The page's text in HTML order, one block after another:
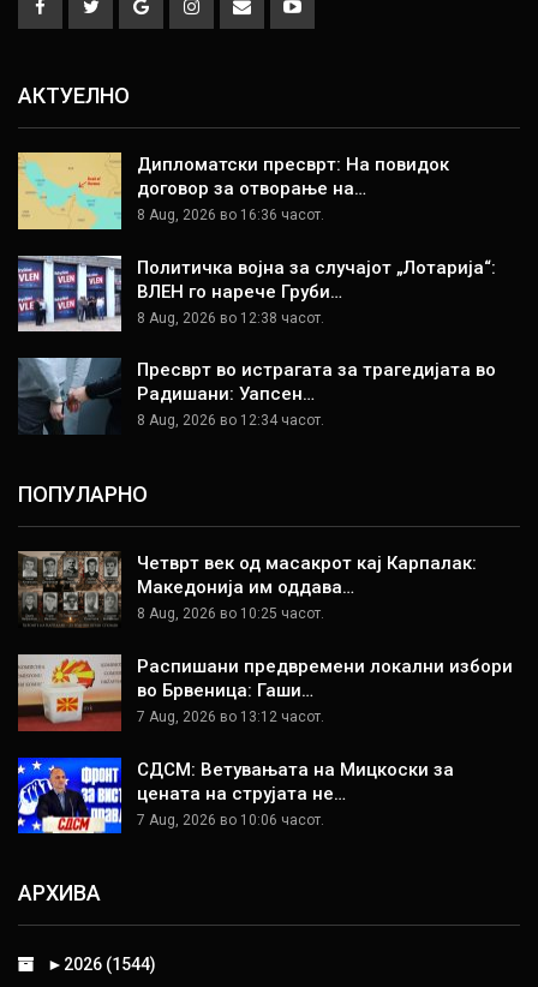
АКТУЕЛНО
Дипломатски пресврт: На повидок
договор за отворање на…
8 Aug, 2026 во 16:36 часот.
Политичка војна за случајот „Лотарија“:
ВЛЕН го нарече Груби…
8 Aug, 2026 во 12:38 часот.
Пресврт во истрагата за трагедијата во
Радишани: Уапсен…
8 Aug, 2026 во 12:34 часот.
ПОПУЛАРНО
Четврт век од масакрот кај Карпалак:
Македонија им оддава…
8 Aug, 2026 во 10:25 часот.
Распишани предвремени локални избори
во Брвеница: Гаши…
7 Aug, 2026 во 13:12 часот.
СДСМ: Ветувањата на Мицкоски за
цената на струјата не…
7 Aug, 2026 во 10:06 часот.
АРХИВА
► 2026 (1544)